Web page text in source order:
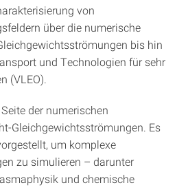
von
über die numerische
bis hin
und Technologien für sehr
(VLEO).
der numerischen
Gleichgewichtsströmungen. Es
um komplexe
zu simulieren – darunter
und chemische